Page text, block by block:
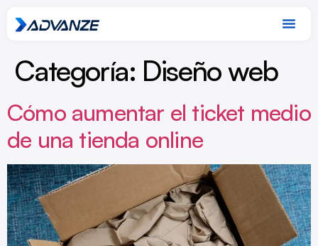
Categoría: Diseño web
Cómo aumentar el ticket medio
de una tienda online